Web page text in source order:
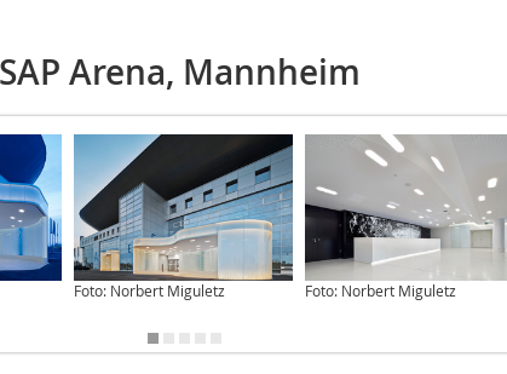
Arena, Mannheim
Foto: Norbert Miguletz Foto: Norbert Miguletz